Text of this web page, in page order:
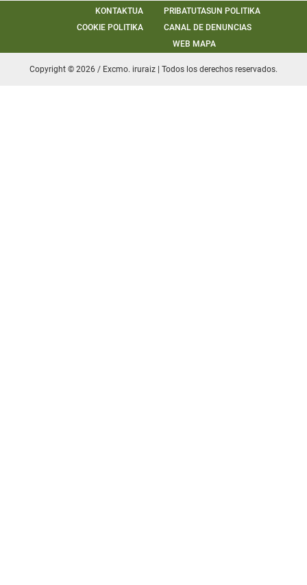
KONTAKTUA
PRIBATUTASUN POLITIKA
COOKIE POLITIKA
CANAL DE DENUNCIAS
WEB MAPA
Copyright © 2026 / Excmo. iruraiz | Todos los derechos reservados.